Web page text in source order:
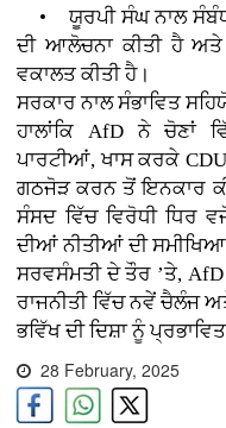
• ਯੂਰਪੀ ਸੰਘ ਨਾਲ
ਦੀ ਆਲੋਚਨਾ ਕੀਤੀ ਹੈ ਅਤੇ
ਵਕਾਲਤ ਕੀਤੀ ਹੈ।
ਸਰਕਾਰ ਨਾਲ ਸੰਭਾਵਿਤ
ਹਾਲਾਂਕਿ AfD ਨੇ ਚੋਣਾਂ
ਪਾਰਟੀਆਂ, ਖਾਸ ਕਰਕੇ
ਗਠਜੋੜ ਕਰਨ ਤੋਂ ਇਨਕਾਰ
ਸੰਸਦ ਵਿੱਚ ਵਿਰੋਧੀ ਧਿਰ
ਦੀਆਂ ਨੀਤੀਆਂ ਦੀ
ਸਰਵਸੰਮਤੀ ਦੇ ਤੌਰ ’ਤੇ,
ਰਾਜਨੀਤੀ ਵਿੱਚ ਨਵੇਂ ਚੈਲੰਜ
ਭਵਿੱਖ ਦੀ ਦਿਸ਼ਾ ਨੂੰ
28 February, 2025